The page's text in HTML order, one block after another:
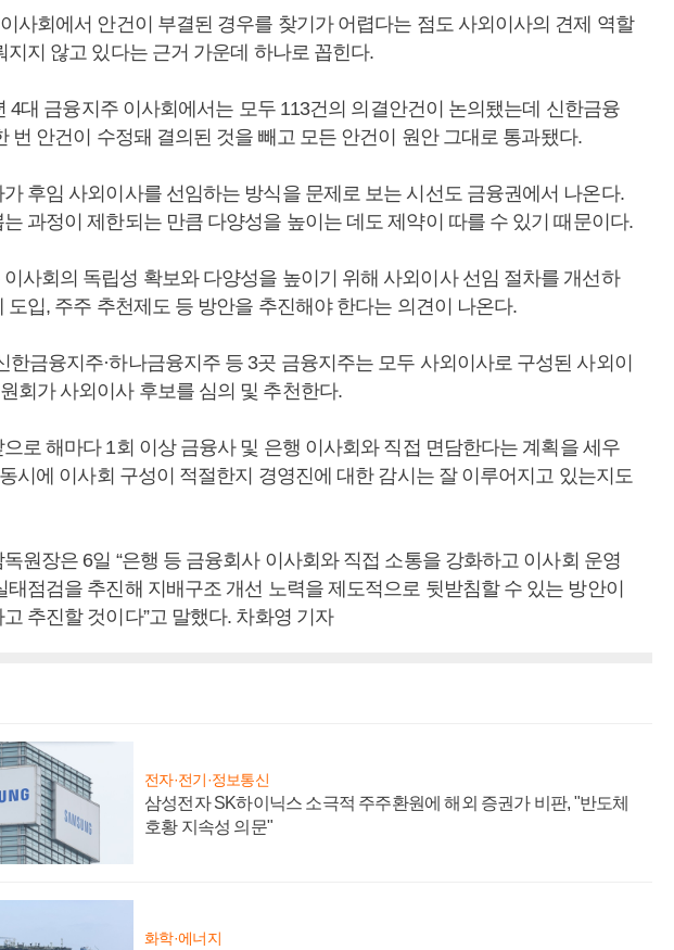
사회에서 안건이 부결된 경우를 찾기가 어렵다는 점도 사외이사의 견제 역할
지지 않고 있다는 근거 가운데 하나로 꼽힌다.
4대 금융지주 이사회에서는 모두 113건의 의결안건이 논의됐는데 신한금융
번 안건이 수정돼 결의된 것을 빼고 모든 안건이 원안 그대로 통과됐다.
후임 사외이사를 선임하는 방식을 문제로 보는 시선도 금융권에서 나온다.
과정이 제한되는 만큼 다양성을 높이는 데도 제약이 따를 수 있기 때문이다.
사회의 독립성 확보와 다양성을 높이기 위해 사외이사 선임 절차를 개선하
도입, 주주 추천제도 등 방안을 추진해야 한다는 의견이 나온다.
한금융지주·하나금융지주 등 3곳 금융지주는 모두 사외이사로 구성된 사외이
회가 사외이사 후보를 심의 및 추천한다.
로 해마다 1회 이상 금융사 및 은행 이사회와 직접 면담한다는 계획을 세우
시에 이사회 구성이 적절한지 경영진에 대한 감시는 잘 이루어지고 있는지도
원장은 6일 “은행 등 금융회사 이사회와 직접 소통을 강화하고 이사회 운영
태점검을 추진해 지배구조 개선 노력을 제도적으로 뒷받침할 수 있는 방안이
추진할 것이다”고 말했다. 차화영 기자
전자·전기·정보통신
삼성전자 SK하이닉스 소극적 주주환원에 해외 증권가 비판, "반도체
호황 지속성 의문"
화학·에너지